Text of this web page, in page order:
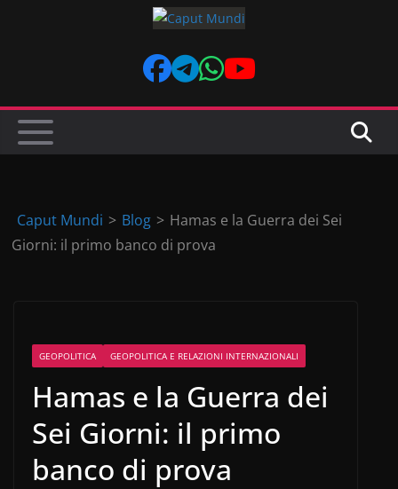
Caput Mundi > Blog > Hamas e la Guerra dei Sei
Giorni: il primo banco di prova
GEOPOLITICA GEOPOLITICA E RELAZIONI INTERNAZIONALI
Hamas e la Guerra dei
Sei Giorni: il primo
banco di prova